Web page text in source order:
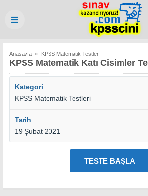
Anasayfa » KPSS Matematik Testleri
KPSS Matematik Katı Cisimler
Kategori
KPSS Matematik Testleri
Tarih
19 Şubat 2021
TESTE BAŞLA